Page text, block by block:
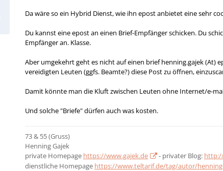
Da wäre so ein Hybrid Dienst, wie ihn epost anbietet eine sehr
Du kannst eine epost an einen Brief-Empfänger schicken. Du
Empfänger an. Klasse.
Aber umgekehrt geht es nicht auf einen brief henning.gajek (At)
vereidigten Leuten (ggfs. Beamte?) diese Post zu öffnen,
Damit könnte man die Kluft zwischen Leuten ohne Internet/e-
Und solche "Briefe" dürfen auch was kosten.
73 & 55 (Gruss)
Henning Gajek
private Homepage https://www.gajek.de - privater Blog:
dienstliche Homepage https://www.teltarif.de/tag/autor/